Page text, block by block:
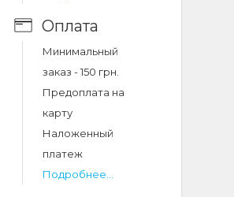
Оплата
Минимальный
заказ - 150 грн.
Предоплата на
карту
Наложенный
платеж
Подробнее...